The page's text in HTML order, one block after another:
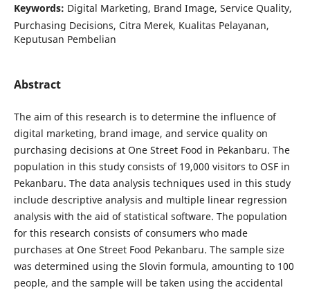
Keywords: Digital Marketing, Brand Image, Service Quality,
Purchasing Decisions, Citra Merek, Kualitas Pelayanan,
Keputusan Pembelian
Abstract
The aim of this research is to determine the influence of
digital marketing, brand image, and service quality on
purchasing decisions at One Street Food in Pekanbaru. The
population in this study consists of 19,000 visitors to OSF in
Pekanbaru. The data analysis techniques used in this study
include descriptive analysis and multiple linear regression
analysis with the aid of statistical software. The population
for this research consists of consumers who made
purchases at One Street Food Pekanbaru. The sample size
was determined using the Slovin formula, amounting to 100
people, and the sample will be taken using the accidental